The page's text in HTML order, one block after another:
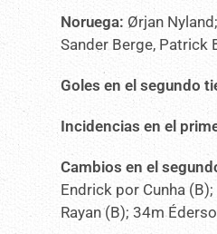
Noruega: Ørjan
Sander Berge, Patrick
Goles en el segundo
Incidencias en el
Cambios en el
Endrick por Cunha
Rayan (B); 34m